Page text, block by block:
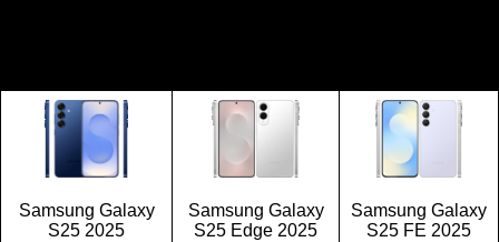
Samsung Galaxy
S25 2025
Samsung Galaxy
S25 Edge 2025
Samsung Galaxy
S25 FE 2025